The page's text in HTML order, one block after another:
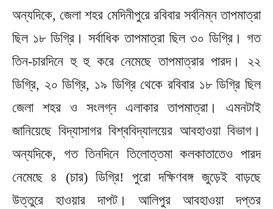
অন্যদিকে, জেলা শহর মেদিনীপুরে রবিবার সর্বনিম্ন তাপমাত্রা
ছিল ১৮ ডিগ্রি। সর্বাধিক তাপমাত্রা ছিল ৩০ ডিগ্রি। গত
তিন-চারদিনে হু হু করে নেমেছে তাপমাত্রার পারদ। ২২
ডিগ্রি, ২০ ডিগ্রি, ১৯ ডিগ্রি থেকে রবিবার ১৮ ডিগ্রি ছিল
জেলা শহর ও সংলগ্ন এলাকার তাপমাত্রা। এমনটাই
জানিয়েছে বিদ্যাসাগর বিশ্ববিদ্যালয়ের আবহাওয়া বিভাগ।
অন্যদিকে, গত তিনদিনে তিলোত্তমা কলকাতাতেও পারদ
নেমেছে ৪ (চার) ডিগ্রি! পুরো দক্ষিণবঙ্গ জুড়েই বাড়ছে
উত্তুরে হাওয়ার দাপট। আলিপুর আবহাওয়া দপ্তর